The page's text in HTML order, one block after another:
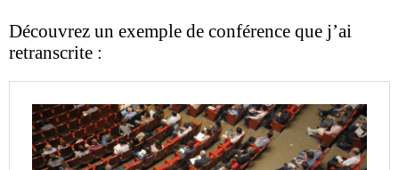
Découvrez un exemple de conférence que j’ai
retranscrite :